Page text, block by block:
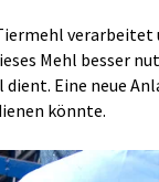
Mehl besser
Eine neue
könnte.